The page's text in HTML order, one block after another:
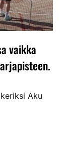
vaikka
Aku